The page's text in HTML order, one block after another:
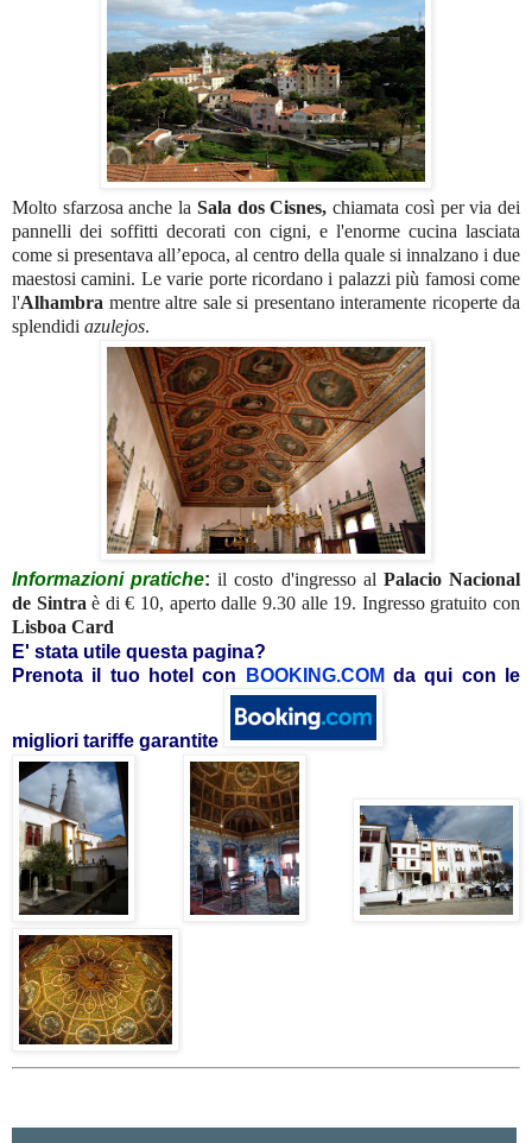
Molto sfarzosa anche la Sala dos Cisnes, chiamata così per via dei
pannelli dei soffitti decorati con cigni, e l'enorme cucina lasciata
come si presentava all’epoca, al centro della quale si innalzano i due
maestosi camini. Le varie porte ricordano i palazzi più famosi come
l'Alhambra mentre altre sale si presentano interamente ricoperte da
splendidi azulejos.
Informazioni pratiche: il costo d'ingresso al Palacio Nacional
de Sintraè di € 10, aperto dalle 9.30 alle 19. Ingresso gratuito con
Lisboa Card
E' stata utile questa pagina?
Prenota il tuo hotel con
BOOKING.COM da qui con le
migliori tariffe garantite